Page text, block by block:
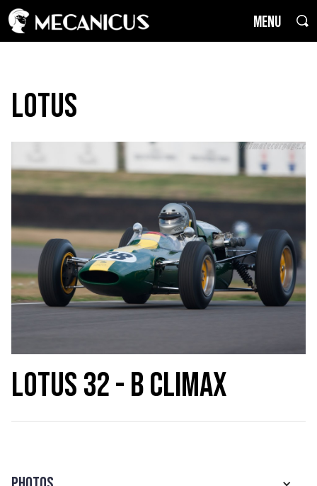
MENU
Lotus
Lotus 32 - B Climax